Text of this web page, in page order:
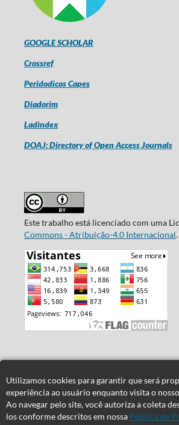
Utilizamos cookies para garantir que será
experiência ao usuário enquanto visita o
Ao navegar pelo site, você autoriza a coleta
los conforme descritos em nossa Política de
GOOGLE SCHOLAR
Crossref
Peridodicos Capes
Diadorim
Ladindex
DOAJ: Directory of Open Access Journals
Este trabalho está licenciado com uma
Commons - Atribuição-4.0 Internacional.